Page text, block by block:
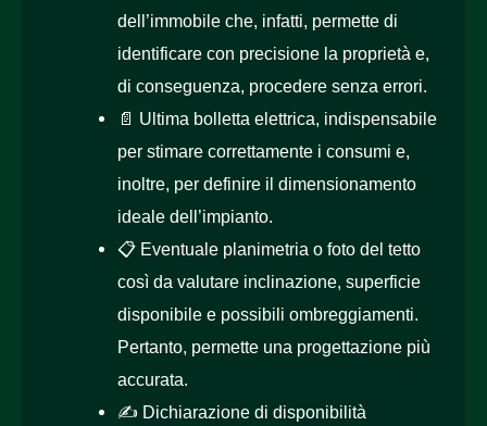
dell’immobile che, infatti, permette di
identificare con precisione la proprietà e,
di conseguenza, procedere senza errori.
📄 Ultima bolletta elettrica, indispensabile
per stimare correttamente i consumi e,
inoltre, per definire il dimensionamento
ideale dell’impianto.
📋 Eventuale planimetria o foto del tetto
così da valutare inclinazione, superficie
disponibile e possibili ombreggiamenti.
Pertanto, permette una progettazione più
accurata.
✍️ Dichiarazione di disponibilità